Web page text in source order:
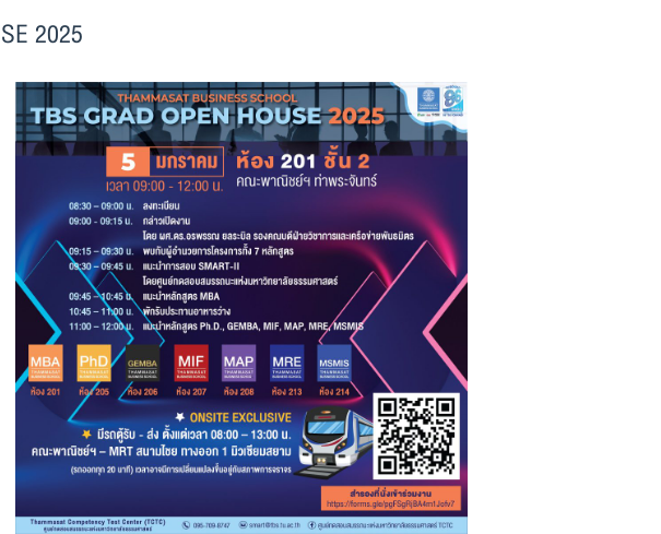
2025